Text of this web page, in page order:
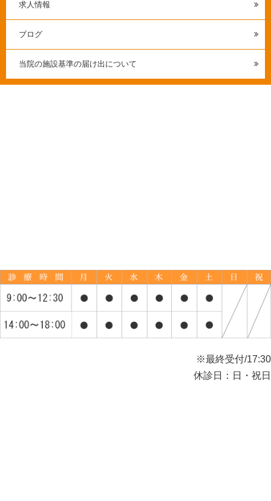
求人情報
ブログ
当院の施設基準の届け出について
※最終受付/17:30
休診日：日・祝日